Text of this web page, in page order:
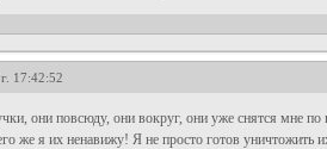
17:42:52
они повсюду, они вокруг, они уже снятся мне
же я их ненавижу! Я не просто готов уничтожить